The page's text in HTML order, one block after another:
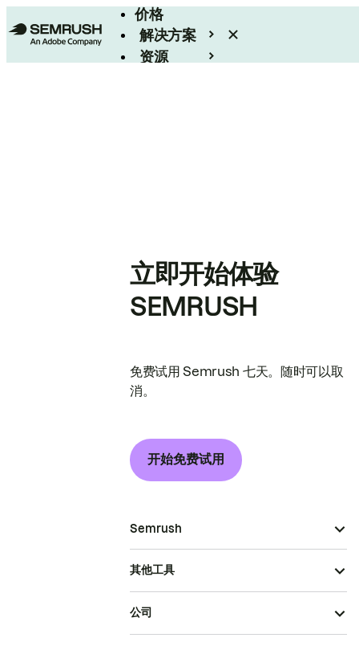
价格
解决方案
资源
立即开始体验
SEMRUSH
免费试用 Semrush 七天。随时可以取
消。
开始免费试用
Semrush
其他工具
公司